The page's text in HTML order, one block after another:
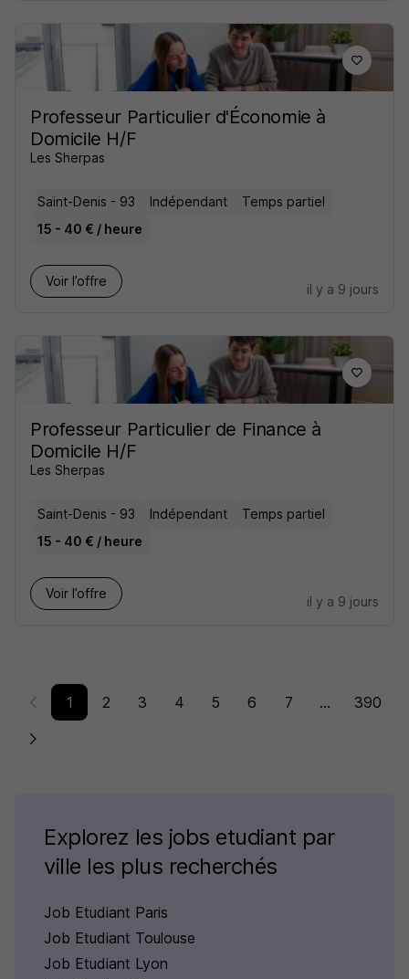
Professeur Particulier d'Économie à
Domicile H/F
Les Sherpas
Saint-Denis - 93 Indépendant
Temps partiel
15 - 40 € / heure
Voir l’offre
il y a 9 jours
Professeur Particulier de Finance à
Domicile H/F
Les Sherpas
Saint-Denis - 93 Indépendant
Temps partiel
15 - 40 € / heure
Voir l’offre
il y a 9 jours
1 2 3 4 5 6 7 ... 390
Explorez les jobs etudiant par
ville les plus recherchés
Job Etudiant Paris
Job Etudiant Toulouse
Job Etudiant Lyon